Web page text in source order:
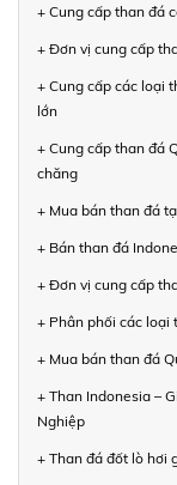
+ Cung cấp than đá
+ Đơn vị cung cấp
+ Cung cấp các loại
lớn
+ Cung cấp than đá
chăng
+ Mua bán than đá
+ Bán than đá
+ Đơn vị cung cấp
+ Phân phối các loại
+ Mua bán than đá
+ Than Indonesia –
Nghiệp
+ Than đá đốt lò hơi